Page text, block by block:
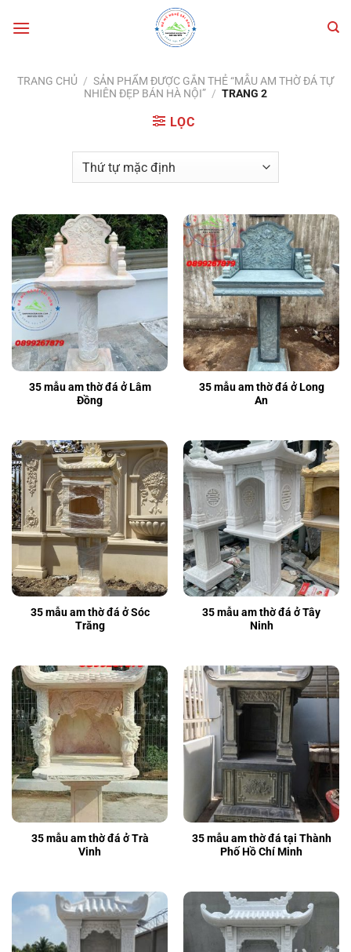
qua
TRANG CHỦ / SẢN PHẨM ĐƯỢC GẮN THẺ “MẪU AM THỜ ĐÁ TỰ
NHIÊN ĐẸP BÁN HÀ NỘI” / TRANG 2
LỌC
35 mẫu am thờ đá ở Lâm
Đồng
35 mẫu am thờ đá ở Long
An
35 mẫu am thờ đá ở Sóc
Trăng
35 mẫu am thờ đá ở Tây
Ninh
35 mẫu am thờ đá ở Trà
Vinh
35 mẫu am thờ đá tại Thành
Phố Hồ Chí Minh